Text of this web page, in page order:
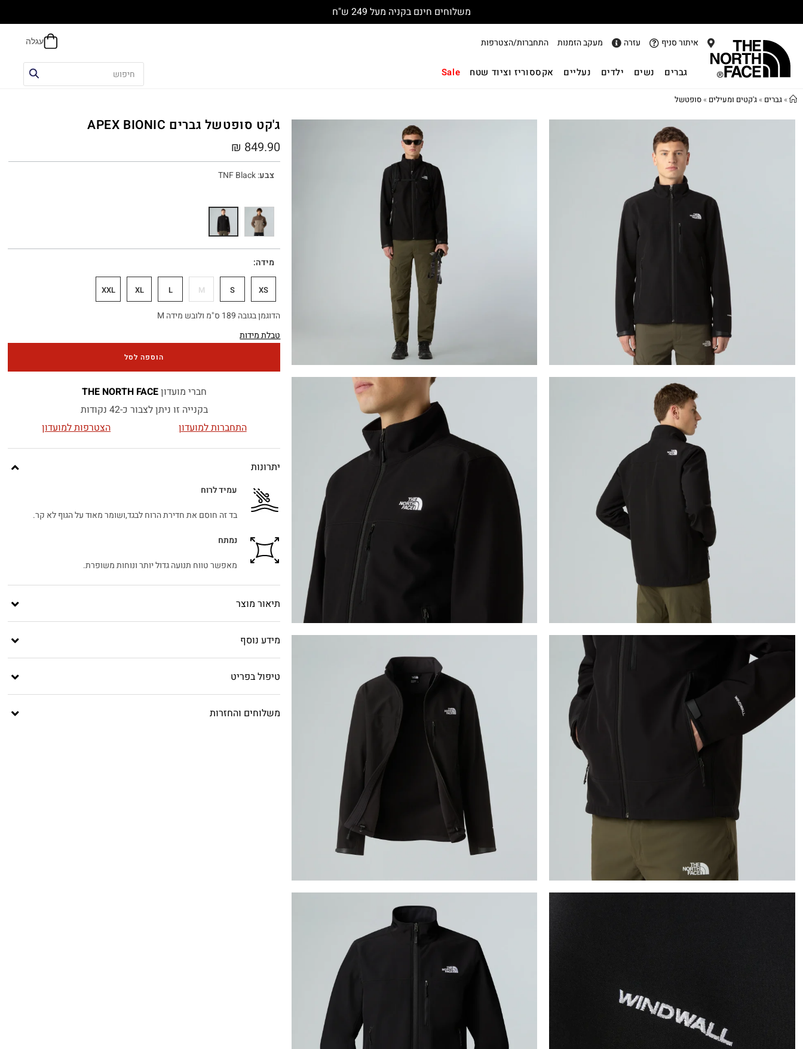
משלוחים חינם בקניה מעל 249 ש"ח
איתור סניף עזרה מעקב הזמנות התחברות/הצטרפות
גברים נשים ילדים נעליים אקססוריז וציוד שטח Sale
»גברים »ג'קטים ומעילים »סופטשל
ג'קט סופטשל גברים APEX BIONIC
₪ 849.90
צבע:
TNF Black
מידה
XS
S
M
L
XL
XXL
הדוגמן בגובה 189 ס"מ ולובש מידה M
טבלת מידות
הוספה לסל
חברי מועדוןTHE NORTH FACE
בקנייה זו ניתן לצבור כ-42 נקודות
התחברות למועדון
הצטרפות למועדון
יתרונות
עמיד לרוח
בד זה חוסם את חדירת הרוח לבגד,ושומר מאוד על הגוף לא קר.
נמתח
מאפשר טווח תנועה גדול יותר ונוחות משופרת.
תיאור מוצר
מידע נוסף
טיפול בפריט
משלוחים והחזרות